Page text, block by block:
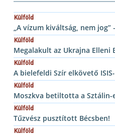
Külföld
„A vízum kiváltság, nem
Külföld
Megalakult az Ukrajna Elleni
Külföld
A bielefeldi Szír elkövető
Külföld
Moszkva betiltotta a
Külföld
Tűzvész pusztított Bécsben!
Külföld